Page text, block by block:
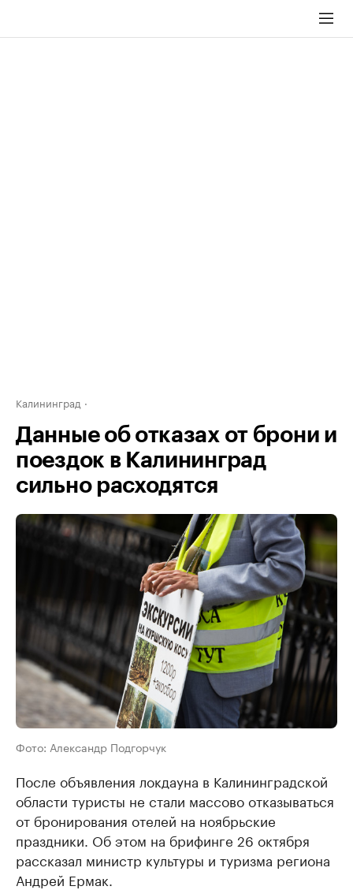
Калининград
Данные об отказах от брони и
поездок в Калининград
сильно расходятся
Фото: Александр Подгорчук
После объявления локдауна в Калининградской
области туристы не стали массово отказываться
от бронирования отелей на ноябрьские
праздники. Об этом на брифинге 26 октября
рассказал министр культуры и туризма региона
Андрей Ермак.